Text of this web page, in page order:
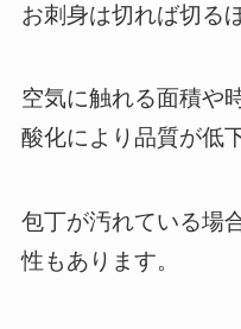
お刺身は切れば切る
空気に触れる面積や
酸化により品質が低
包丁が汚れている場
性もあります。